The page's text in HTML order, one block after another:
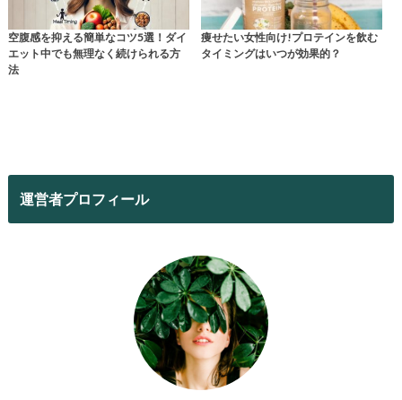
空腹感を抑える簡単なコツ5選！ダイ
エット中でも無理なく続けられる方
法
痩せたい女性向け!プロテインを飲む
タイミングはいつが効果的？
運営者プロフィール